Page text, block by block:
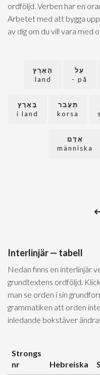
ordföljd. Verben har en
Arbetet med att bygga
av dig om du vill vara med
עַל
på -
הָאָרֶץ
land
תַּעֲבֹר
korsa
בָּאָרֶץ
i land
אָדָם
människa
Interlinjär — tabell
Nedan finns en interlinjär
grundtextens ordföljd.
man se orden i sin
grammatiken att orden
inledande bokstäver
Strongs
nr
Hebreiska